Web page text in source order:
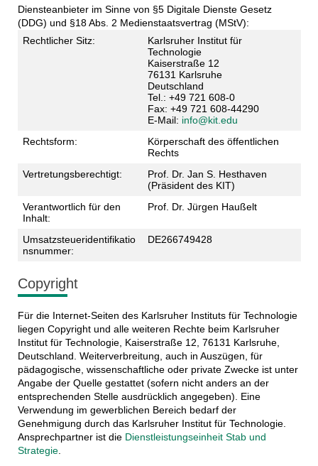
Diensteanbieter im Sinne von §5 Digitale Dienste Gesetz
(DDG) und §18 Abs. 2 Medienstaatsvertrag (MStV):
Rechtlicher Sitz:
Karlsruher Institut für
Technologie
Kaiserstraße 12
76131 Karlsruhe
Deutschland
Tel.: +49 721 608-0
Fax: +49 721 608-44290
E-Mail: info@kit.edu
Rechtsform:
Körperschaft des öffentlichen
Rechts
Vertretungsberechtigt:
Prof. Dr. Jan S. Hesthaven
(Präsident des KIT)
Verantwortlich für den
Inhalt:
Prof. Dr. Jürgen Haußelt
Umsatzsteueridentifikatio
nsnummer:
DE266749428
Copyright
Für die Internet-Seiten des Karlsruher Instituts für Technologie
liegen Copyright und alle weiteren Rechte beim Karlsruher
Institut für Technologie, Kaiserstraße 12, 76131 Karlsruhe,
Deutschland. Weiterverbreitung, auch in Auszügen, für
pädagogische, wissenschaftliche oder private Zwecke ist unter
Angabe der Quelle gestattet (sofern nicht anders an der
entsprechenden Stelle ausdrücklich angegeben). Eine
Verwendung im gewerblichen Bereich bedarf der
Genehmigung durch das Karlsruher Institut für Technologie.
Ansprechpartner ist die Dienstleistungseinheit Stab und
Strategie.